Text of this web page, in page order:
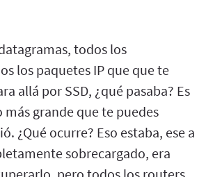
todos los
los paquetes IP que que te
allá por SSD, ¿qué pasaba? Es
más grande que te puedes
¿Qué ocurre? Eso estaba, ese a
sobrecargado, era